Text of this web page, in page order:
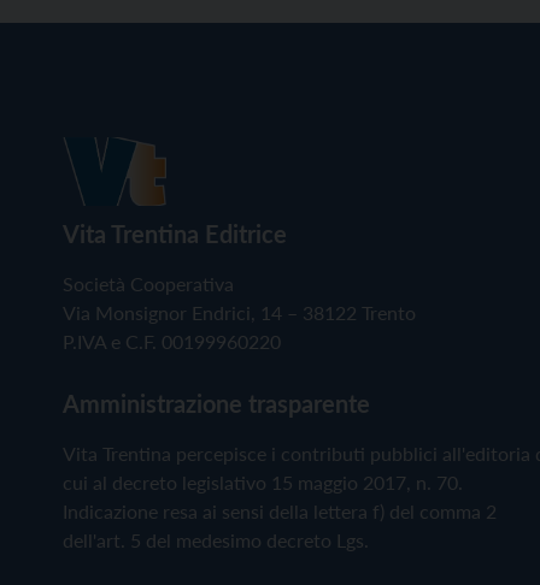
Vita Trentina Editrice
Società Cooperativa
Via Monsignor Endrici, 14 – 38122 Trento
P.IVA e C.F. 00199960220
Amministrazione trasparente
Vita Trentina percepisce i contributi pubblici all'editoria
cui al decreto legislativo 15 maggio 2017, n. 70.
Indicazione resa ai sensi della lettera f) del comma 2
dell'art. 5 del medesimo decreto Lgs.